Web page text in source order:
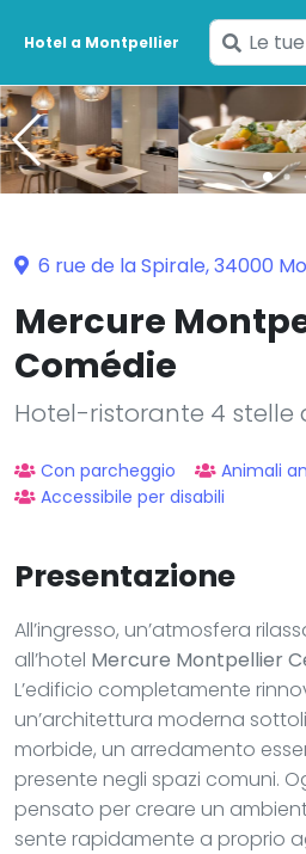
Hotel a Montpellier
le
date
6 rue de la Spirale, 34000
Mercure
Comédie
Hotel-ristorante 4 stelle
Con parcheggio Animali
Accessibile per disabili
Presentazione
All’ingresso, un’atmosfera
all’hotel Mercure Montpellier
L’edificio completamente
un’architettura moderna
morbide, un arredamento
presente negli spazi comuni.
pensato per creare un
sente rapidamente a proprio